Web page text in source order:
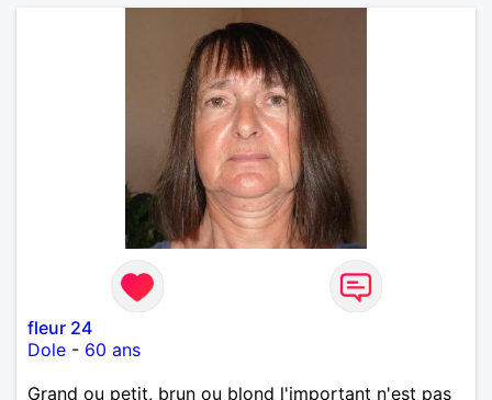
fleur 24
Dole - 60 ans
Grand ou petit, brun ou blond l'important n'est pas